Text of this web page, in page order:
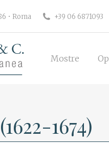
• Roma +39 06 6871093
Mostre
1674)